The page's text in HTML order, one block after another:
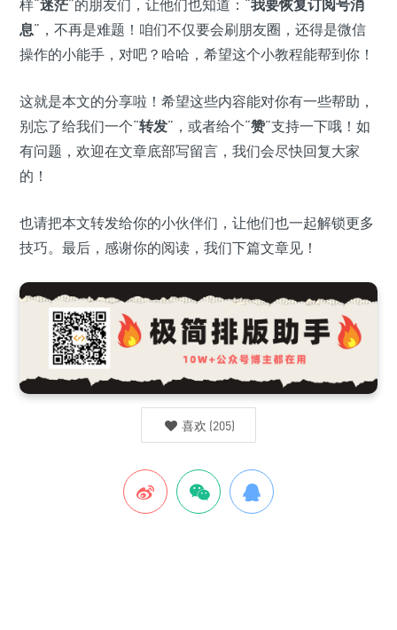
样“迷茫”的朋友们，让他们也知道：“我要恢复订阅号消
息”，不再是难题！咱们不仅要会刷朋友圈，还得是微信
操作的小能手，对吧？哈哈，希望这个小教程能帮到你！
这就是本文的分享啦！希望这些内容能对你有一些帮助，
别忘了给我们一个“转发”，或者给个“赞”支持一下哦！如
有问题，欢迎在文章底部写留言，我们会尽快回复大家
的！
也请把本文转发给你的小伙伴们，让他们也一起解锁更多
技巧。最后，感谢你的阅读，我们下篇文章见！
喜欢 (205)